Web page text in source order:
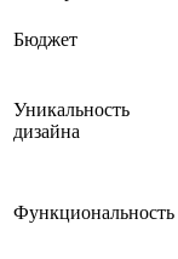
Бюджет
Уникальность
дизайна
Функциональность